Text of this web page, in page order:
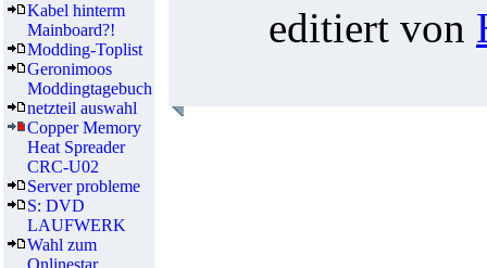
Kabel hinterm
Mainboard?!
Modding-Toplist
Geronimoos
Moddingtagebuch
netzteil auswahl
Copper Memory
Heat Spreader
CRC-U02
Server probleme
S: DVD
LAUFWERK
Wahl zum
Onlinestar
editiert von